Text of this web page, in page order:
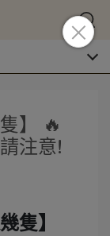
】 🔥
注意!
隻】